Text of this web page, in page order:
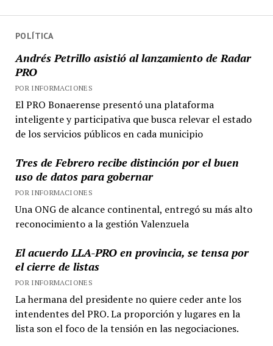
POLÍTICA
Andrés Petrillo asistió al lanzamiento de Radar
PRO
POR INFORMACIONES
El PRO Bonaerense presentó una plataforma
inteligente y participativa que busca relevar el estado
de los servicios públicos en cada municipio
Tres de Febrero recibe distinción por el buen
uso de datos para gobernar
POR INFORMACIONES
Una ONG de alcance continental, entregó su más alto
reconocimiento a la gestión Valenzuela
El acuerdo LLA-PRO en provincia, se tensa por
el cierre de listas
POR INFORMACIONES
La hermana del presidente no quiere ceder ante los
intendentes del PRO. La proporción y lugares en la
lista son el foco de la tensión en las negociaciones.